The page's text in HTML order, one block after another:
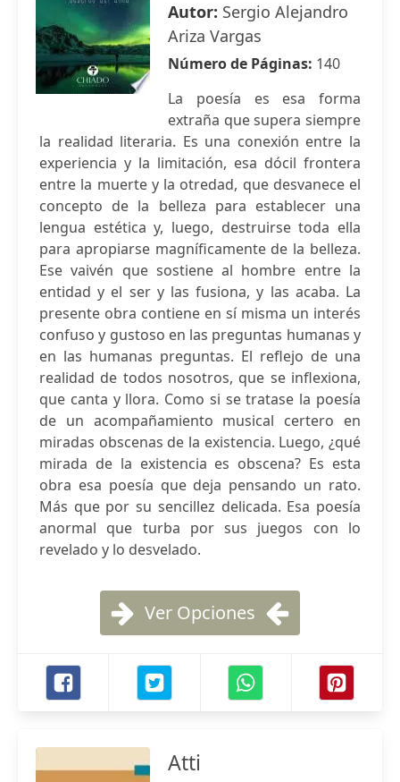
Autor: Sergio Alejandro
Ariza Vargas
Número de Páginas: 140
La poesía es esa forma
extraña que supera siempre
la realidad literaria. Es una conexión entre la
experiencia y la limitación, esa dócil frontera
entre la muerte y la otredad, que desvanece el
concepto de la belleza para establecer una
lengua estética y, luego, destruirse toda ella
para apropiarse magníficamente de la belleza.
Ese vaivén que sostiene al hombre entre la
entidad y el ser y las fusiona, y las acaba. La
presente obra contiene en sí misma un interés
confuso y gustoso en las preguntas humanas y
en las humanas preguntas. El reflejo de una
realidad de todos nosotros, que se inflexiona,
que canta y llora. Como si se tratase la poesía
de un acompañamiento musical certero en
miradas obscenas de la existencia. Luego, ¿qué
mirada de la existencia es obscena? Es esta
obra esa poesía que deja pensando un rato.
Más que por su sencillez delicada. Esa poesía
anormal que turba por sus juegos con lo
revelado y lo desvelado.
Ver Opciones
Atti